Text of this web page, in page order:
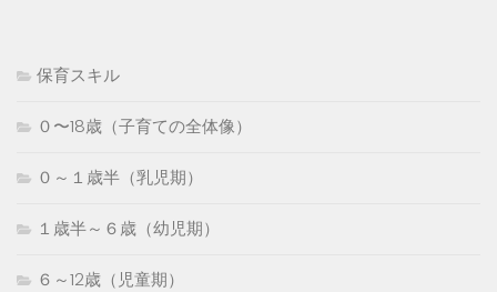
保育スキル
０〜18歳（子育ての全体像）
０～１歳半（乳児期）
１歳半～６歳（幼児期）
６～12歳（児童期）